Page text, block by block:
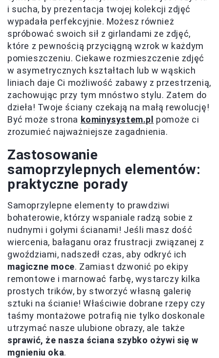
i sucha, by prezentacja twojej kolekcji zdjęć
wypadała perfekcyjnie. Możesz również
spróbować swoich sił z girlandami ze zdjęć,
które z pewnością przyciągną wzrok w każdym
pomieszczeniu. Ciekawe rozmieszczenie zdjęć
w asymetrycznych kształtach lub w wąskich
liniach daje Ci możliwość zabawy z przestrzenią,
zachowując przy tym mnóstwo stylu. Zatem do
dzieła! Twoje ściany czekają na małą rewolucję!
Być może strona kominysystem.pl pomoże ci
zrozumieć najważniejsze zagadnienia.
Zastosowanie
samoprzylepnych elementów:
praktyczne porady
Samoprzylepne elementy to prawdziwi
bohaterowie, którzy wspaniale radzą sobie z
nudnymi i gołymi ścianami! Jeśli masz dość
wiercenia, bałaganu oraz frustracji związanej z
gwoździami, nadszedł czas, aby odkryć ich
magiczne moce. Zamiast dzwonić po ekipy
remontowe i marnować farbę, wystarczy kilka
prostych trików, by stworzyć własną galerię
sztuki na ścianie! Właściwie dobrane rzepy czy
taśmy montażowe potrafią nie tylko doskonale
utrzymać nasze ulubione obrazy, ale także
sprawić, że nasza ściana szybko ożywi się w
mgnieniu oka.